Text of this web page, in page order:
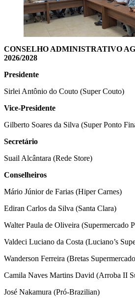
CONSELHO ADMINISTRATIVO
2026/2028
Presidente
Sirlei Antônio do Couto (Super Couto)
Vice-Presidente
Gilberto Soares da Silva (Super Ponto
Secretário
Suail Alcântara (Rede Store)
Conselheiros
Mário Júnior de Farias (Hiper Carnes)
Ediran Carlos da Silva (Santa Clara)
Walter Paula de Oliveira (Supermercado
Valdeci Luciano da Costa (Luciano’s
Wanderson Ferreira (Bretas
Camila Naves Martins David (Arroba II
José Nakamura (Pró-Brazilian)